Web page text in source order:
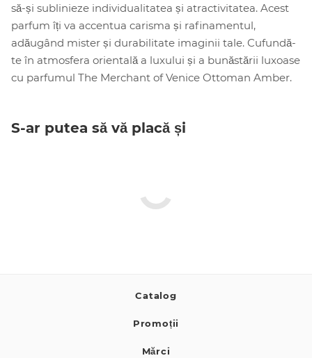
să-și sublinieze individualitatea și atractivitatea. Acest
parfum îți va accentua carisma și rafinamentul,
adăugând mister și durabilitate imaginii tale. Cufundă-
te în atmosfera orientală a luxului și a bunăstării luxoase
cu parfumul The Merchant of Venice Ottoman Amber.
S-ar putea să vă placă și
Catalog
Promoții
Mărci